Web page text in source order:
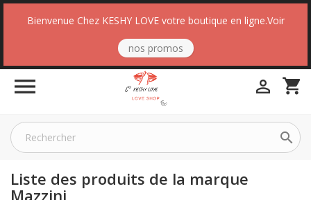
Bienvenue Chez KESHY LOVE votre boutique en ligne.Voir
nos promos
 shopping_cart


Liste des produits de la marque
Mazzini